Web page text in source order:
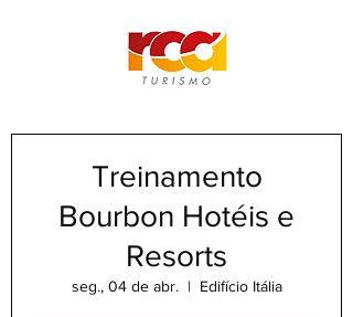
Treinamento
Bourbon Hotéis e
Resorts
seg., 04 de abr.
  |
Edifício Itália